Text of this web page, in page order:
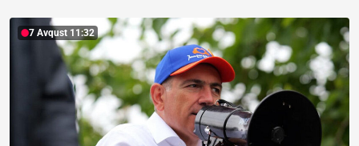
7 Avqust 11:32